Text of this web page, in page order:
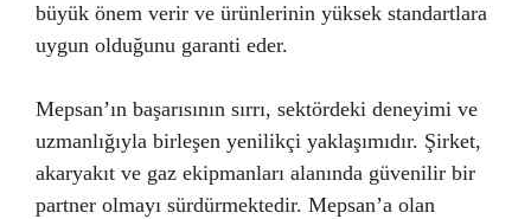
büyük önem verir ve ürünlerinin yüksek standartlara
uygun olduğunu garanti eder.
Mepsan’ın başarısının sırrı, sektördeki deneyimi ve
uzmanlığıyla birleşen yenilikçi yaklaşımıdır. Şirket,
akaryakıt ve gaz ekipmanları alanında güvenilir bir
partner olmayı sürdürmektedir. Mepsan’a olan